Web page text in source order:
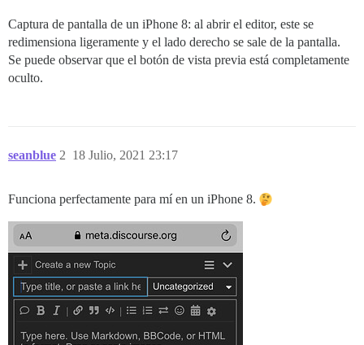
Captura de pantalla de un iPhone 8: al abrir el editor, este se
redimensiona ligeramente y el lado derecho se sale de la pantalla.
Se puede observar que el botón de vista previa está completamente
oculto.
seanblue 18 Julio, 2021 23:17
2
Funciona perfectamente para mí en un iPhone 8.